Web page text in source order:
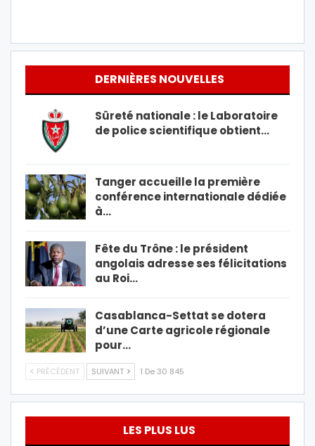
DERNIÈRES NOUVELLES
Sûreté nationale : le Laboratoire
de police scientifique obtient…
Tanger accueille la première
conférence internationale dédiée
à…
Fête du Trône : le président
angolais adresse ses félicitations
au Roi…
Casablanca-Settat se dotera
d’une Carte agricole régionale
pour…
PRÉCÉDENT SUIVANT 1 De 30 845
LES PLUS LUS